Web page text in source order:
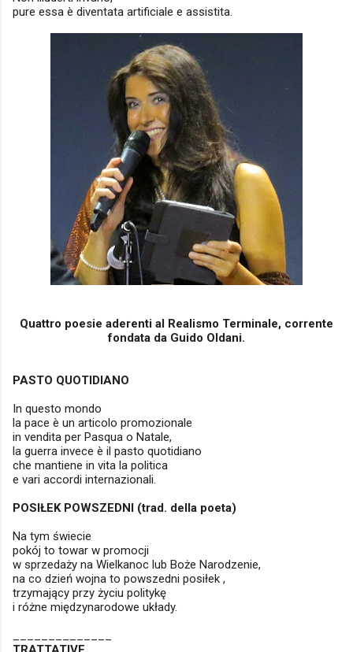
pure essa è diventata artificiale e assistita.
Quattro poesie aderenti al Realismo Terminale, corrente
fondata da Guido Oldani.
PASTO QUOTIDIANO
In questo mondo
la pace è un articolo promozionale
in vendita per Pasqua o Natale,
la guerra invece è il pasto quotidiano
che mantiene in vita la politica
e vari accordi internazionali.
POSIŁEK POWSZEDNI (trad. della poeta)
Na tym świecie
pokój to towar w promocji
w sprzedaży na Wielkanoc lub Boże Narodzenie,
na co dzień wojna to powszedni posiłek ,
trzymający przy życiu politykę
i różne międzynarodowe układy.